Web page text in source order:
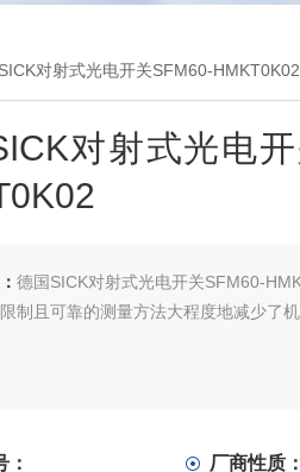
对射式光电开关SFM60-HMKT0K02
对射式光电
德国SICK对射式光电开关SFM60-
制且可靠的测量方法大程度地减少了
： 厂商性质